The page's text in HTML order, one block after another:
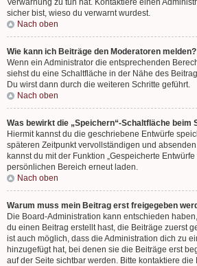
Verwarnung zu tun hat. Kontaktiere einen
sicher bist, wieso du verwarnt wurdest.
Nach oben
Wie kann ich Beiträge den Moderatoren melden?
Wenn ein Administrator die entsprechenden
siehst du eine Schaltfläche in der Nähe des
Du wirst dann durch die weiteren Schritte geführt.
Nach oben
Was bewirkt die „Speichern“-Schaltfläche beim
Hiermit kannst du die geschriebene Entwürfe
späteren Zeitpunkt vervollständigen und
kannst du mit der Funktion „Gespeicherte
persönlichen Bereich erneut laden.
Nach oben
Warum muss mein Beitrag erst freigegeben
Die Board-Administration kann entschieden
du einen Beitrag erstellt hast, die Beiträge zuerst
ist auch möglich, dass die Administration dich zu
hinzugefügt hat, bei denen sie die Beiträge erst
auf der Seite sichtbar werden. Bitte kontaktiere